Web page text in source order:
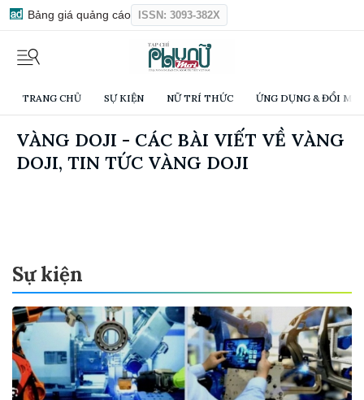
Bảng giá quảng cáo ISSN: 3093-382X
TRANG CHỦ SỰ KIỆN NỮ TRÍ THỨC ỨNG DỤNG & ĐỔI
VÀNG DOJI - CÁC BÀI VIẾT VỀ VÀNG
DOJI, TIN TỨC VÀNG DOJI
Sự kiện